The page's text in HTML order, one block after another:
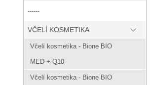
------
VČELÍ KOSMETIKA
Včelí kosmetika - Bione BIO
MED + Q10
Včelí kosmetika - Bione BIO